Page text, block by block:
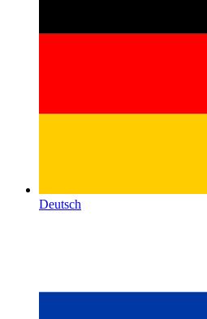
Deutsch